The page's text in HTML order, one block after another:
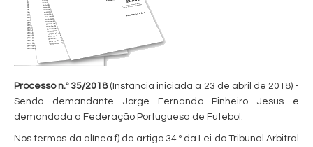
Processo n.º 35/2018(Instância iniciada a 23 de abril de 2018) -
Sendo demandante Jorge Fernando Pinheiro Jesus e
demandada a Federação Portuguesa de Futebol.
Nos termos da alínea f) do artigo 34.º da Lei do Tribunal Arbitral